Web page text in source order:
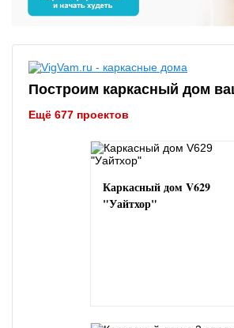
Построим каркасный дом
Ещё 677 проектов
Каркасный дом V629
"Уайтхор"